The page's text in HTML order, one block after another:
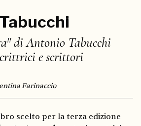
di Antonio Tabucchi
e scrittori
Farinaccio
scelto per la terza edizione